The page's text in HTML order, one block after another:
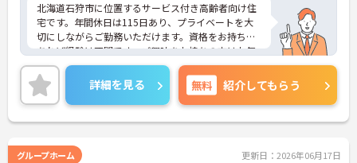
北海道石狩市に位置するサービス付き高齢者向け住
宅です。年間休日は115日あり、プライベートを大
切にしながらご勤務いただけます。資格をお持ちで
あれば経験は不問です。ご興味をお持ちの方はお気
軽にお問い合わせください。
詳細を見る 無料 紹介してもらう
グループホーム 更新日：2026年06月17日